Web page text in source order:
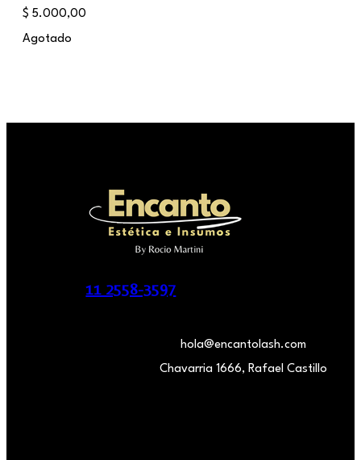
$ 5.000,00
Agotado
11 2558-3597
hola@encantolash.com
Chavarria 1666, Rafael Castillo